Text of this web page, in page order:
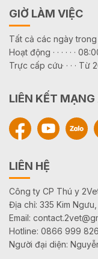
GIỜ LÀM VIỆC
Tất cả các ngày
Hoạt động · · · · · ·
Trực cấp cứu· · · · Từ
LIÊN KẾT MẠNG
LIÊN HỆ
Công ty CP Thú y
Địa chỉ: 335 Kim
Email:
Hotline: 0866 999 826
Người đại diện: